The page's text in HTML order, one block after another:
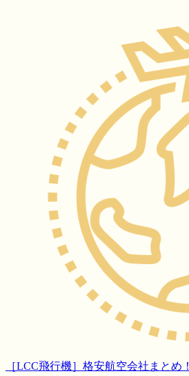
［LCC飛行機］格安航空会社まとめ！